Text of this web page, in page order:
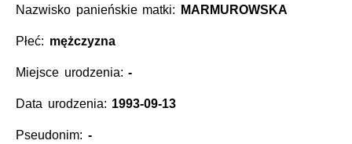
Nazwisko panieńskie matki: MARMUROWSKA
Płeć: mężczyzna
Miejsce urodzenia:-
Data urodzenia: 1993-09-13
Pseudonim: -